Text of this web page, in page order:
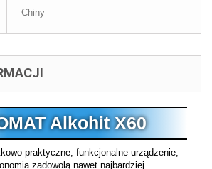
Chiny
Alkohit X60
praktyczne, funkcjonalne urządzenie,
zadowolą nawet najbardziej